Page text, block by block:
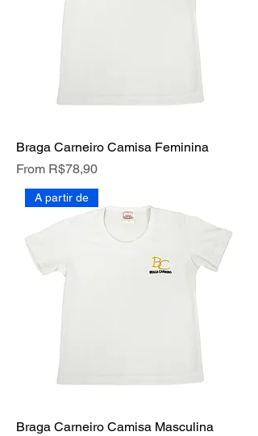
Braga Carneiro Camisa Feminina
Price
From R$78,90
A partir de
Braga Carneiro Camisa Masculina